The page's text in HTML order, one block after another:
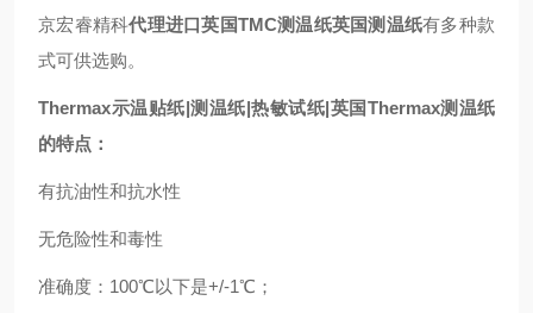
京宏睿精科代理进口英国TMC测温纸英国测温纸有多种款
式可供选购。
Thermax示温贴纸|测温纸|热敏试纸|英国Thermax测温纸
的特点：
有抗油性和抗水性
无危险性和毒性
准确度：100℃以下是+/-1℃；